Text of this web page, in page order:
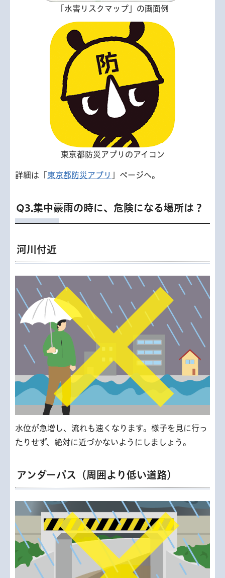
「水害リスクマップ」の画面例
東京都防災アプリのアイコン
詳細は「 東京都防災アプリ 」ページへ。
Q3.集中豪雨の時に、危険になる場所は？
河川付近
水位が急増し、流れも速くなります。様子を見に行っ
たりせず、絶対に近づかないようにしましょう。
アンダーパス（周囲より低い道路）